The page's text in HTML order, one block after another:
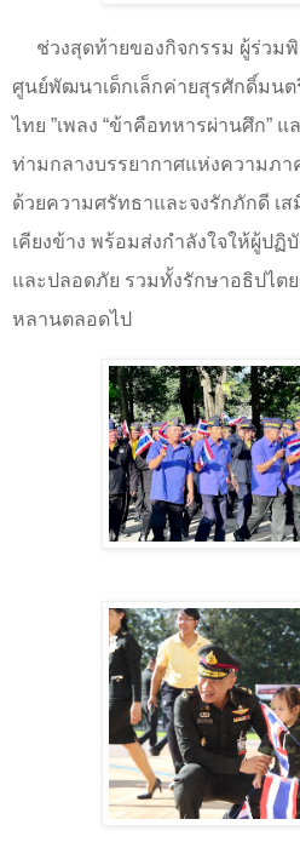
ช่วงสุดท้ายของกิจกรรม ผู้ร่วม
ศูนย์พัฒนาเด็กเล็กค่ายสุรศักดิ์มนต
ไทย ”เพลง “ข้าคือทหารผ่านศึก” แ
ท่ามกลางบรรยากาศแห่งความภ
ด้วยความศรัทธาและจงรักภักดี เ
เคียงข้าง พร้อมส่งกำลังใจให้ผู้ป
และปลอดภัย รวมทั้งรักษาอธิปไต
หลานตลอดไป